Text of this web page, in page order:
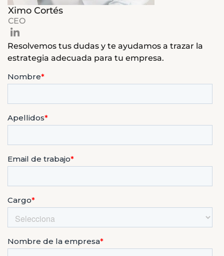
Ximo Cortés
CEO
Resolvemos tus dudas y te ayudamos a trazar la
estrategia adecuada para tu empresa.